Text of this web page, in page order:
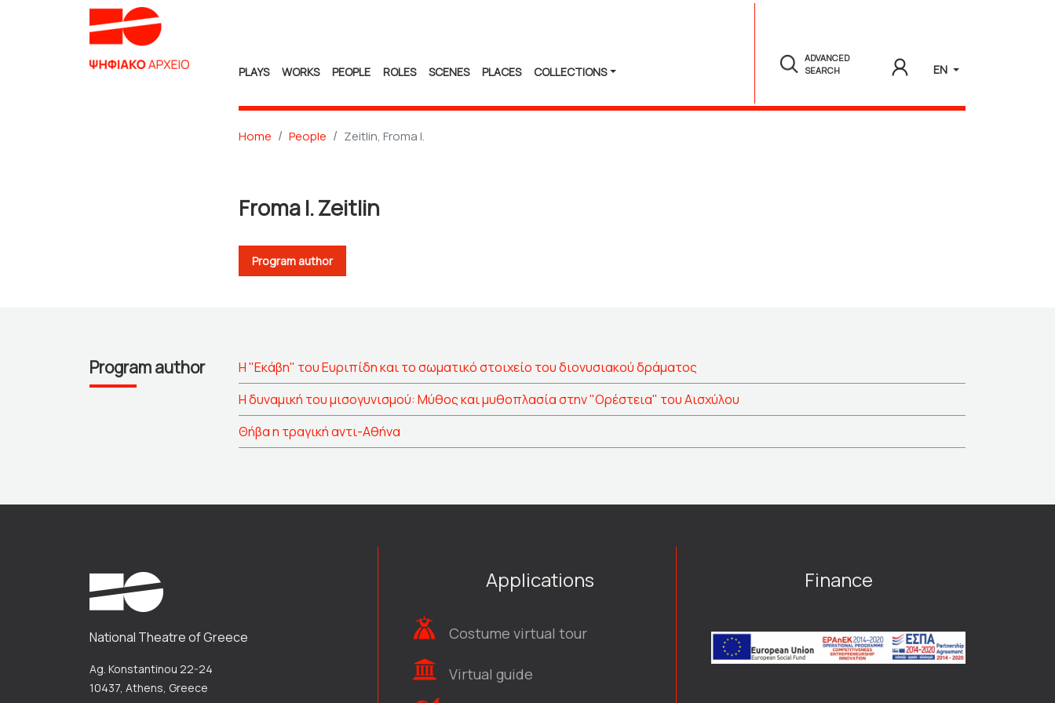
PLAYS WORKS PEOPLE ROLES SCENES PLACES COLLECTIONS
ADVANCED
SEARCH
EN
Home People Zeitlin, Froma I.
Froma I. Zeitlin
Program author
Program author
Η "Εκάβη" του Ευριπίδη και το σωματικό στοιχείο του διονυσιακού δράματος
Η δυναμική του μισογυνισμού: Μύθος και μυθοπλασία στην "Ορέστεια" του Αισχύλου
Θήβα η τραγική αντι-Αθήνα
National Theatre of Greece
Ag. Konstantinou 22-24
10437, Athens, Greece
Applications
Costume virtual tour
Virtual guide
Finance